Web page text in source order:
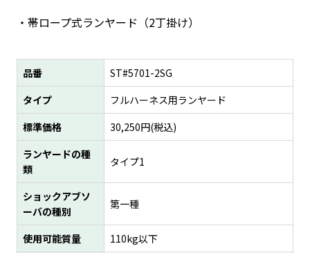
帯ロープ式ランヤード（2丁掛け）
品番
ST#5701-2SG
タイプ
フルハーネス用ランヤード
標準価格
30,250円(税込)
ランヤードの種
類
タイプ1
ショックアブソ
ーバの種別
第一種
使用可能質量
110kg以下